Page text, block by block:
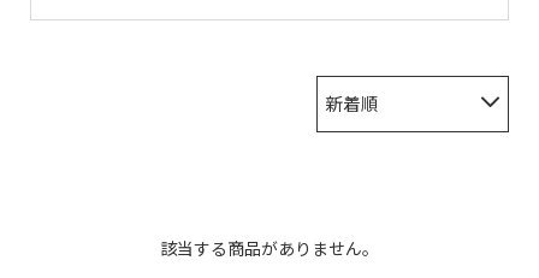
新着順
該当する商品がありません。